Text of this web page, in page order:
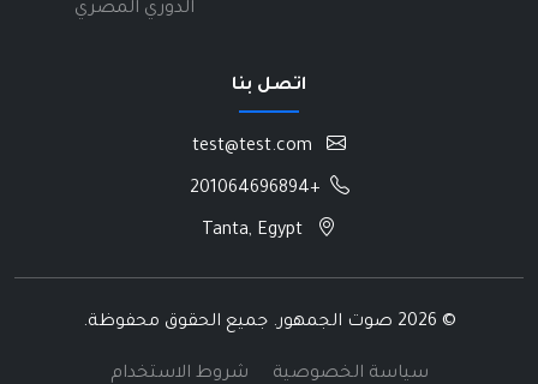
الدوري المصري
اتصل بنا
+201064696894
© 2026 صوت الجمهور. جميع الحقوق محفوظة.
سياسة الخصوصية شروط الاستخدام